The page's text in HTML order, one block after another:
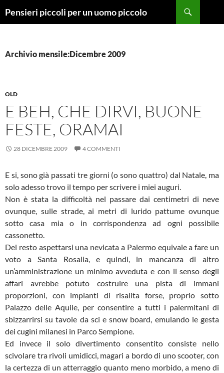
Pensieri piccoli per un uomo piccolo
Archivio mensile:Dicembre 2009
OLD
E BEH, CHE DIRVI, BUONE
FESTE, ORAMAI
28 DICEMBRE 2009 4 COMMENTI
E si, sono già passati tre giorni (o sono quattro) dal Natale, ma
solo adesso trovo il tempo per scrivere i miei auguri.
Non è stata la difficoltà nel passare dai centimetri di neve
ovunque, sulle strade, ai metri di lurido pattume ovunque
sotto casa mia o in corrispondenza ad ogni possibile
cassonetto.
Del resto aspettarsi una nevicata a Palermo equivale a fare un
voto a Santa Rosalia, e quindi, in mancanza di altro
un’amministrazione un minimo avveduta e con il senso degli
affari avrebbe potuto costruire una pista di immani
proporzioni, con impianti di risalita forse, proprio sotto
Palazzo delle Aquile, per consentire a tutti i palermitani di
sbizzarrirsi su tavole da sci e snow board, emulando le gesta
dei cugini milanesi in Parco Sempione.
Ed invece il solo divertimento consentito consiste nello
scivolare tra rivoli umidicci, magari a bordo di uno scooter, con
la certezza di un atterraggio quanto meno morbido, a meno di